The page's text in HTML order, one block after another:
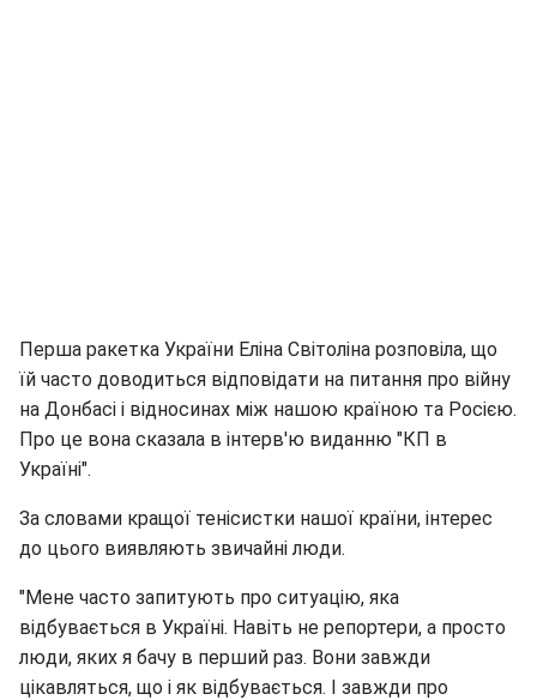
Перша ракетка України Еліна Світоліна розповіла, що
їй часто доводиться відповідати на питання про війну
на Донбасі і відносинах між нашою країною та Росією.
Про це вона сказала в інтерв'ю виданню "КП в
Україні".
За словами кращої тенісистки нашої країни, інтерес
до цього виявляють звичайні люди.
"Мене часто запитують про ситуацію, яка
відбувається в Україні. Навіть не репортери, а просто
люди, яких я бачу в перший раз. Вони завжди
цікавляться, що і як відбувається. І завжди про